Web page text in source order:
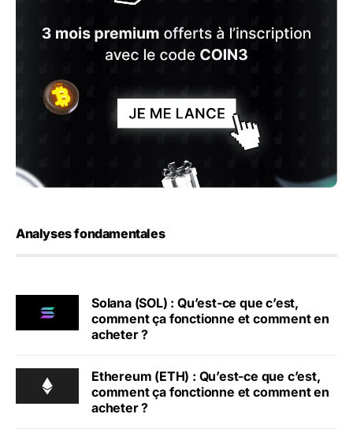
Analyses fondamentales
Solana (SOL) : Qu’est-ce que c’est,
comment ça fonctionne et comment en
acheter ?
Ethereum (ETH) : Qu’est-ce que c’est,
comment ça fonctionne et comment en
acheter ?